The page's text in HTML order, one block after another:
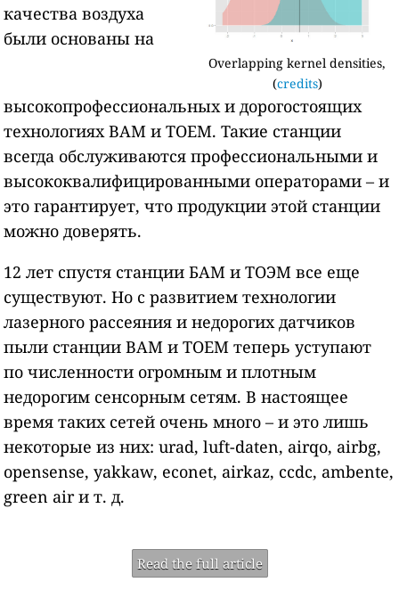
Overlapping kernel densities,
(credits)
качества воздуха
были основаны на
высокопрофессиональных и дорогостоящих
технологиях BAM и TOEM. Такие станции
всегда обслуживаются профессиональными и
высококвалифицированными операторами – и
это гарантирует, что продукции этой станции
можно доверять.
12 лет спустя станции БАМ и ТОЭМ все еще
существуют. Но с развитием технологии
лазерного рассеяния и недорогих датчиков
пыли станции BAM и TOEM теперь уступают
по численности огромным и плотным
недорогим сенсорным сетям. В настоящее
время таких сетей очень много – и это лишь
некоторые из них: urad, luft-daten, airqo, airbg,
opensense, yakkaw, econet, airkaz, ccdc, ambente,
green air и т. д.
Read the full article